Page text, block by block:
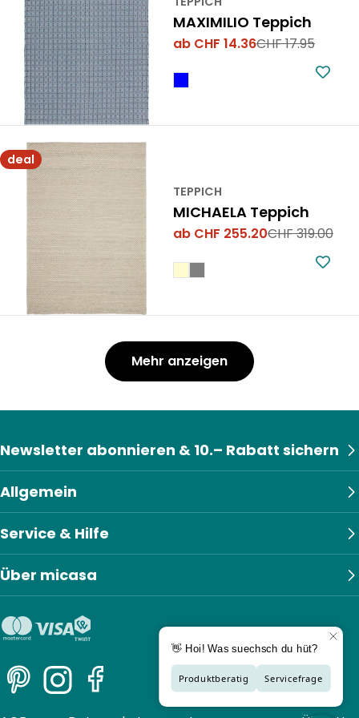
MAXIMILIO Teppich
Verkaufspreis
ab CHF 14.36
Regulärer
CHF 17.95
deal
TEPPICH
MICHAELA Teppich
Verkaufspreis
ab CHF 255.20
Regulärer
CHF 319.00
Mehr anzeigen
Allgemein
Service & Hilfe
Über micasa
Newsletter abonnieren & 10.– Rabatt sichern
PinterestInstagramFacebook